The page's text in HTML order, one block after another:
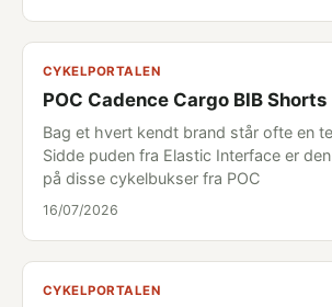
CYKELPORTALEN
POC Cadence Cargo BIB Shorts
Bag et hvert kendt brand står ofte en
Sidde puden fra Elastic Interface er
på disse cykelbukser fra POC
16/07/2026
CYKELPORTALEN